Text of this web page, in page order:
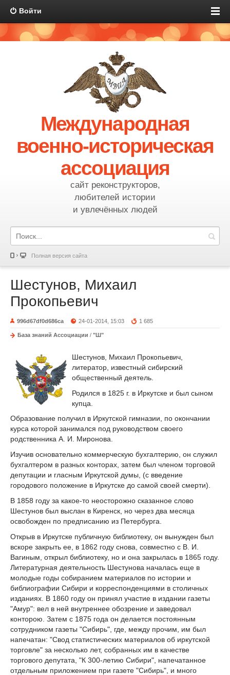
Войти
Международная
военно-историческая
ассоциация
сайт реконструкторов,
любителей истории
и увлечённых людей
Полная версия сайта
Шестунов, Михаил
Прокопьевич
996d67df0d686ca 24-01-2014, 15:03 1 685
База знаний Ассоциации / "Ш"
Шестунов, Михаил Прокопьевич,
литератор, известный сибирский
общественный деятель.
Родился в 1825 г. в Иркутске и был сыном
купца.
Образование получил в Иркутской гимназии, по окончании
курса которой занимался под руководством своего
родственника А. И. Миронова.
Изучив основательно коммерческую бухгалтерию, он служил
бухгалтером в разных конторах, затем был членом торговой
депутации и гласным Иркутской думы, (с введение
городового положение в Иркутске до самой своей смерти).
В 1858 году за какое-то неосторожно сказанное слово
Шестунов был выслан в Киренск, но через два месяца
освобожден по предписанию из Петербурга.
Открыв в Иркутске публичную библиотеку, он вынужден был
вскоре закрыть ее, в 1862 году снова, совместно с В. И.
Вагиным, открыл библиотеку, но и она закрылась в 1865 году.
Литературная деятельность Шестунова началась еще в
молодые годы собиранием материалов по истории и
библиографии Сибири и корреспонденциями в столичных
изданиях. В 1860 году он принял участие в издании газеты
"Амур": вел в ней внутреннее обозрение и заведовал
конторою. Затем с 1875 года он делается постоянным
сотрудником газеты "Сибирь", где, между прочим, им был
напечатан: "Свод статистических материалов об иркутской
торговле" за несколько лет, собранных им в качестве
торгового депутата, "К 300-летию Сибири", напечатанное
отдельным приложением при газете "Сибирь", и много